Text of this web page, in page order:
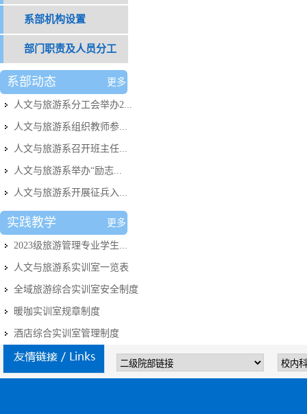
系部机构设置
部门职责及人员分工
系部动态 更多
人文与旅游系分工会举办2...
人文与旅游系组织教师参...
人文与旅游系召开班主任...
人文与旅游系举办“励志...
人文与旅游系开展征兵入...
实践教学 更多
2023级旅游管理专业学生...
人文与旅游系实训室​一览表
全域旅游综合实训室安全制度
暖咖实训室规章制度
酒店综合实训室管理制度